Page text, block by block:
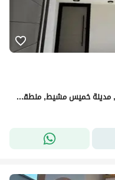
شقة للبيع في شارع الاسكلن, حي الإسكان, مدينة خميس مشيط, منطقة عسير